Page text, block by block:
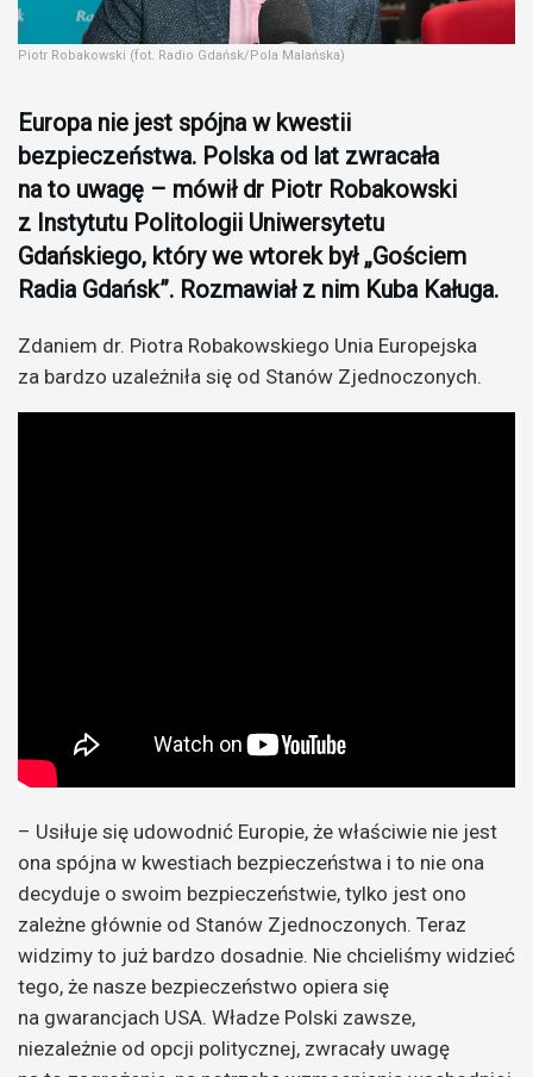
Piotr Robakowski (fot. Radio Gdańsk/Pola Malańska)
Europa nie jest spójna w kwestii
bezpieczeństwa. Polska od lat zwracała
na to uwagę – mówił dr Piotr Robakowski
z Instytutu Politologii Uniwersytetu
Gdańskiego, który we wtorek był „Gościem
Radia Gdańsk”. Rozmawiał z nim Kuba Kaługa.
Zdaniem dr. Piotra Robakowskiego Unia Europejska
za bardzo uzależniła się od Stanów Zjednoczonych.
– Usiłuje się udowodnić Europie, że właściwie nie jest
ona spójna w kwestiach bezpieczeństwa i to nie ona
decyduje o swoim bezpieczeństwie, tylko jest ono
zależne głównie od Stanów Zjednoczonych. Teraz
widzimy to już bardzo dosadnie. Nie chcieliśmy widzieć
tego, że nasze bezpieczeństwo opiera się
na gwarancjach USA. Władze Polski zawsze,
niezależnie od opcji politycznej, zwracały uwagę